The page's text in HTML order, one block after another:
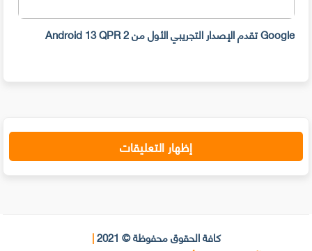
Google تقدم الإصدار التجريبي الأول من Android 13 QPR 2
إظهار التعليقات
كافة الحقوق محفوظة © 2021 |